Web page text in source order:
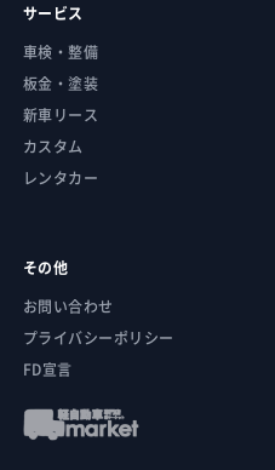
サービス
車検・整備
板金・塗装
新車リース
カスタム
レンタカー
その他
お問い合わせ
プライバシーポリシー
FD宣言